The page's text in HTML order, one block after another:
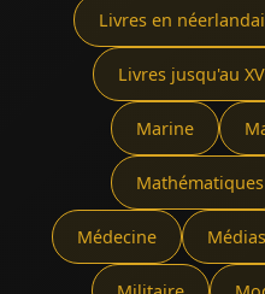
Livres en
Livres jusqu'au
Marine
Mathématiques
Médecine